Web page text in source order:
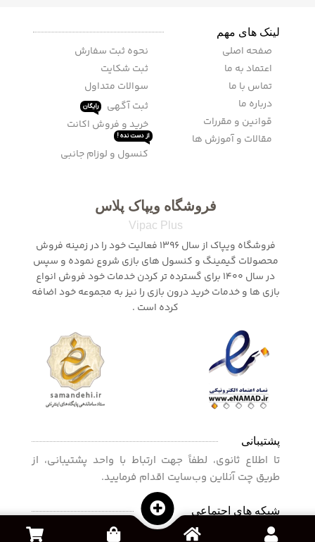
لینک های مهم
صفحه اصلی
اعتماد به ما
تماس با ما
درباره ما
قوانین و مقررات
مقالات و آموزش ها
نحوه ثبت سفارش
ثبت شکایت
سوالات متداول
ثبت آگهی
رایگان
خرید و فروش اکانت
از دست نده !
کنسول و لوزام جانبی
فروشگاه ویپاک پلاس
Vipac Plus
فروشگاه ویپاک از سال 1396 فعالیت خود را در زمینه فروش
محصولات گیمینگ و کنسول های بازی شروع نموده و سپس
در سال 1400 برای گسترده تر کردن خدمات خود فروش انواع
بازی ها و خدمات خرید درون بازی را نیز به مجموعه خود اضافه
کرده است .
پشتیبانی
تا اطلاع ثانوی، لطفاً جهت ارتباط با واحد پشتیبانی، از
طریق چت آنلاین وب‌سایت اقدام فرمایید.
شبکه های اجتماعی